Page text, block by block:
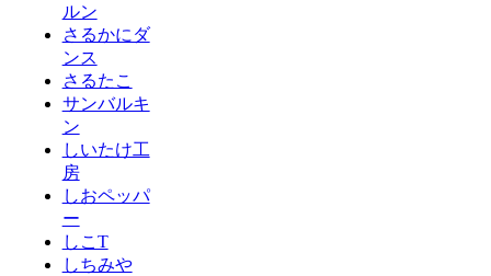
ルン
さるかにダ
ンス
さるたこ
サンバルキ
ン
しいたけ工
房
しおペッパ
ー
しこT
しちみや